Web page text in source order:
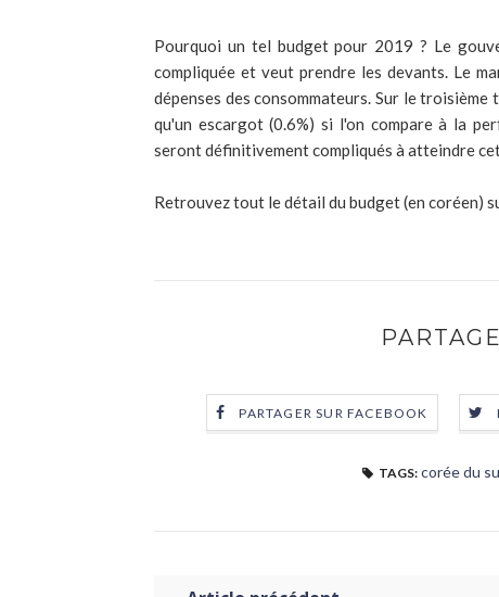
Pourquoi un tel budget pour 2019 ? Le
compliquée et veut prendre les devants. Le
dépenses des consommateurs. Sur le
qu'un escargot (0.6%) si l'on compare à la
seront définitivement compliqués à atteindre
Retrouvez tout le détail du budget (en coréen)
PARTAGER SUR FACEBOOK
TAGS: corée du